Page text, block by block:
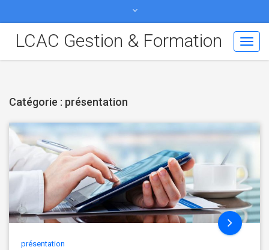
contact@lcac-formation.fr
LCAC Gestion & Formation
Catégorie : présentation
présentation